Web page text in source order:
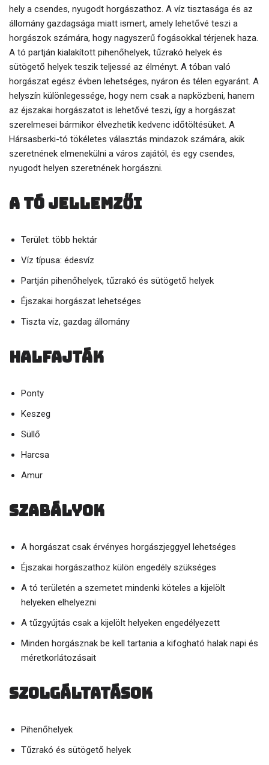
hely a csendes, nyugodt horgászathoz. A víz tisztasága és az
állomány gazdagsága miatt ismert, amely lehetővé teszi a
horgászok számára, hogy nagyszerű fogásokkal térjenek haza.
A tó partján kialakított pihenőhelyek, tűzrakó helyek és
sütögető helyek teszik teljessé az élményt. A tóban való
horgászat egész évben lehetséges, nyáron és télen egyaránt. A
helyszín különlegessége, hogy nem csak a napközbeni, hanem
az éjszakai horgászatot is lehetővé teszi, így a horgászat
szerelmesei bármikor élvezhetik kedvenc időtöltésüket. A
Hársasberki-tó tökéletes választás mindazok számára, akik
szeretnének elmenekülni a város zajától, és egy csendes,
nyugodt helyen szeretnének horgászni.
A tó jellemzői
Terület: több hektár
Víz típusa: édesvíz
Partján pihenőhelyek, tűzrakó és sütögető helyek
Éjszakai horgászat lehetséges
Tiszta víz, gazdag állomány
Halfajták
Ponty
Keszeg
Süllő
Harcsa
Amur
Szabályok
A horgászat csak érvényes horgászjeggyel lehetséges
Éjszakai horgászathoz külön engedély szükséges
A tó területén a szemetet mindenki köteles a kijelölt
helyeken elhelyezni
A tűzgyújtás csak a kijelölt helyeken engedélyezett
Minden horgásznak be kell tartania a kifogható halak napi és
méretkorlátozásait
Szolgáltatások
Pihenőhelyek
Tűzrakó és sütögető helyek